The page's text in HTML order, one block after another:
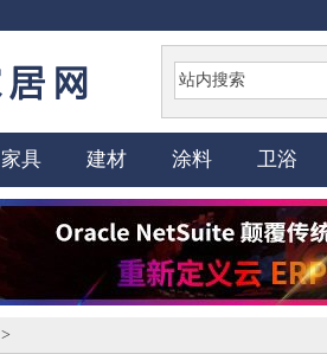
家具 建材 涂料 卫浴
>